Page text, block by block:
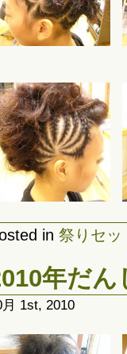
in 祭りセッ
年だ
月 1st, 2010